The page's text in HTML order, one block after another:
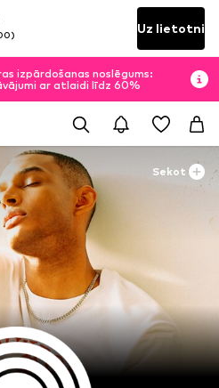
Uz lietotni
izpārdošanas noslēgums:
ar atlaidi līdz 60%
Sekot